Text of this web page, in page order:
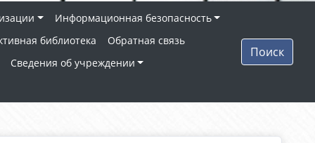
Информационная безопасность
библиотека
Обратная связь
Сведения об учреждении
Поиск